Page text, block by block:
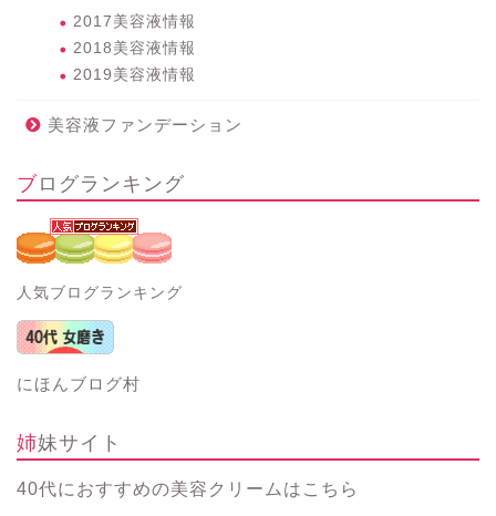
2017美容液情報
2018美容液情報
2019美容液情報
美容液ファンデーション
ブログランキング
人気ブログランキング
にほんブログ村
姉妹サイト
40代におすすめの美容クリーム はこちら